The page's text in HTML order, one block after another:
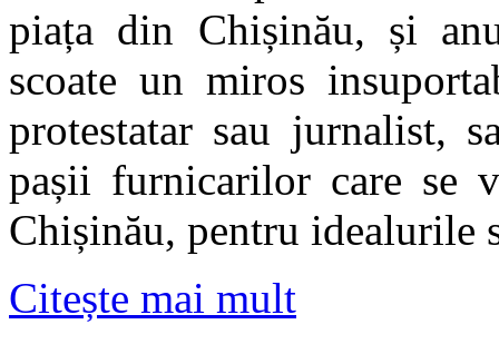
piața din Chișinău, și
scoate un miros
protestatar sau jurnalist,
pașii furnicarilor care se
Chișinău, pentru idealurile
Citește mai mult